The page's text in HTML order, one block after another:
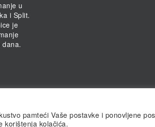
u
i Split.
je
pamteći Vaše postavke i ponovljene
korištenja kolačića.